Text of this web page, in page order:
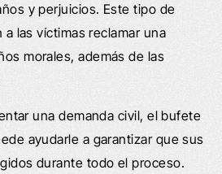
y perjuicios. Este tipo de
las víctimas reclamar una
morales, además de las
una demanda civil, el bufete
ayudarle a garantizar que sus
durante todo el proceso.